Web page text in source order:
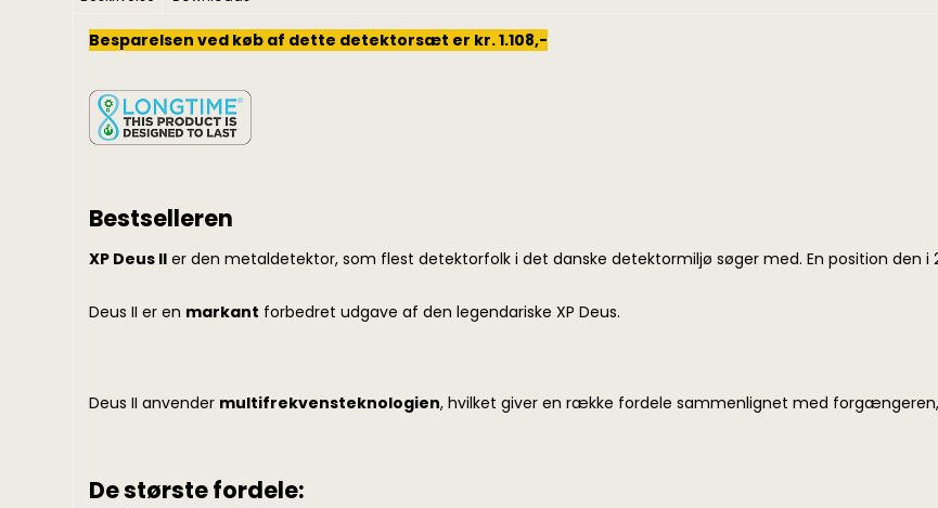
Besparelsen ved køb af dette detektorsæt er kr. 1.108,-
Bestselleren
XP Deus II er den metaldetektor, som flest detektorfolk i det danske detektormiljø søger med. En position den
Deus II er en markant forbedret udgave af den legendariske XP Deus.
Deus II anvender multifrekvensteknologien, hvilket giver en række fordele sammenlignet med
De største fordele: